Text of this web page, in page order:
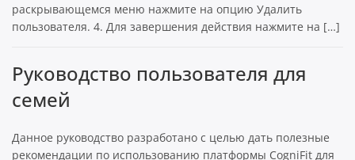
раскрывающемся меню нажмите на опцию Удалить
пользователя. 4. Для завершения действия нажмите на […]
Руководство пользователя для
семей
Данное руководство разработано с целью дать полезные
рекомендации по использованию платформы CogniFit для